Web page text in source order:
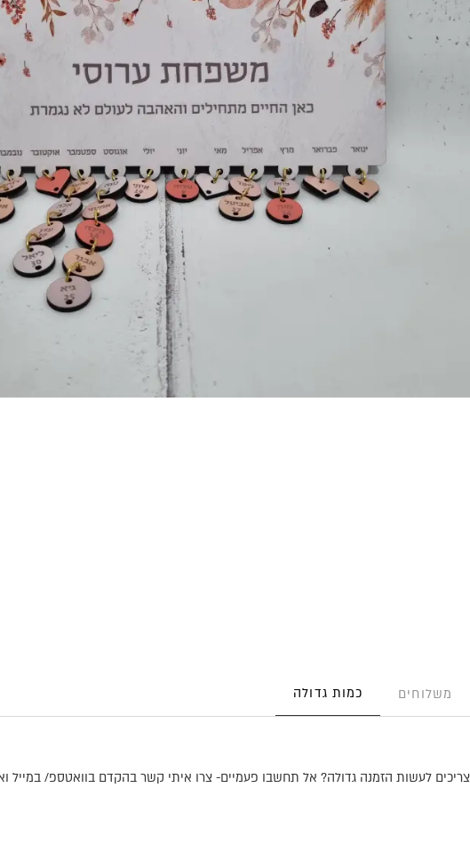
משלוחים כמות גדולה
צריכים לעשות הזמנה גדולה? אל תחשבו פעמיים- צרו איתי קשר בהקדם בוואטספ/ במייל